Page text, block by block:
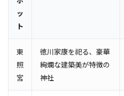
ッ
ト
東
照
宮
徳川家康を祀る、豪華
絢爛な建築美が特徴の
神社